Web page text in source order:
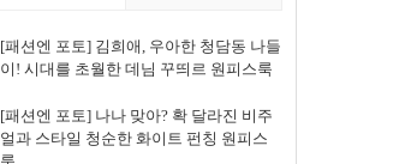
[패션엔 포토] 김희애, 우아한 청담동 나들
이! 시대를 초월한 데님 꾸띄르 원피스룩
[패션엔 포토] 나나 맞아? 확 달라진 비주
얼과 스타일 청순한 화이트 펀칭 원피스